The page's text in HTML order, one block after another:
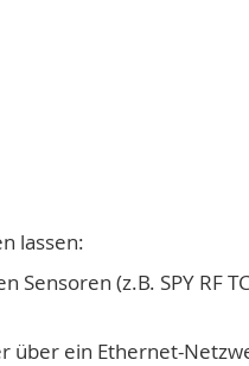
lassen:
(z.B. SPY RF
über ein Ethernet-